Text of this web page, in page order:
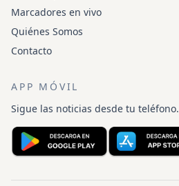
Marcadores en vivo
Quiénes Somos
Contacto
APP MÓVIL
Sigue las noticias desde tu teléfono.